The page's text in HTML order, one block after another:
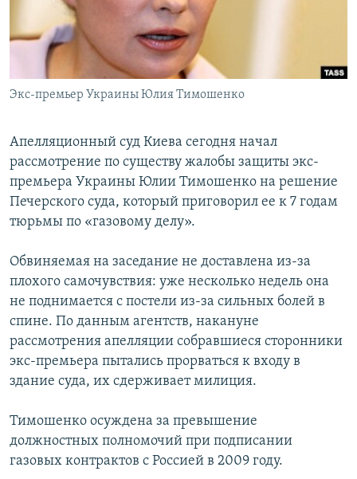
Հայերեն
English
Русский
Экс-премьер Украины Юлия Тимошенко
Апелляционный суд Киева сегодня начал
рассмотрение по существу жалобы защиты экс-
премьера Украины Юлии Тимошенко на решение
Печерского суда, который приговорил ее к 7 годам
тюрьмы по «газовому делу».
Обвиняемая на заседание не доставлена из-за
плохого самочувствия: уже несколько недель она
не поднимается с постели из-за сильных болей в
спине. По данным агентств, накануне
рассмотрения апелляции собравшиеся сторонники
экс-премьера пытались прорваться к входу в
здание суда, их сдерживает милиция.
Тимошенко осуждена за превышение
должностных полномочий при подписании
газовых контрактов с Россией в 2009 году.